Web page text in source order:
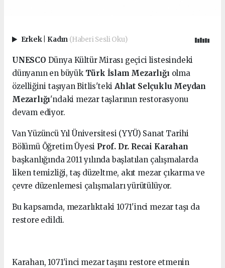
Erkek Kadın (Haberi Sesli Oku)
UNESCO Dünya Kültür Mirası geçici listesindeki
dünyanın en büyük Türk İslam Mezarlığı olma
özelliğini taşıyan Bitlis'tekiAhlat Selçuklu Meydan
Mezarlığı'ndaki mezar taşlarının restorasyonu
devam ediyor.
Van Yüzüncü Yıl Üniversitesi (YYÜ) Sanat Tarihi
Bölümü Öğretim Üyesi Prof. Dr. Recai Karahan
başkanlığında 2011 yılında başlatılan çalışmalarda
liken temizliği, taş düzeltme, akıt mezar çıkarma ve
çevre düzenlemesi çalışmaları yürütülüyor.
Bu kapsamda, mezarlıktaki 1071'inci mezar taşı da
restore edildi.
Karahan, 1071'inci mezar taşını restore etmenin